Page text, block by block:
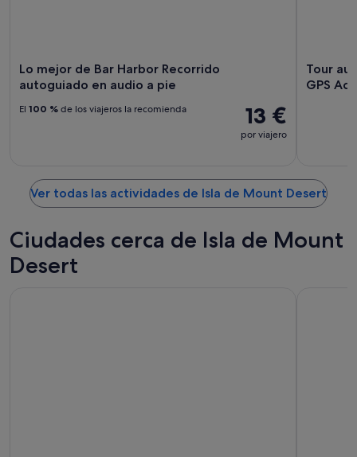
Lo mejor de Bar Harbor Recorrido
autoguiado en audio a pie
13 €
por viajero
El 100 % de los viajeros la recomienda
Tour
GPS
Ver todas las actividades de Isla de Mount Desert
Ciudades cerca de Isla de Mount
Desert